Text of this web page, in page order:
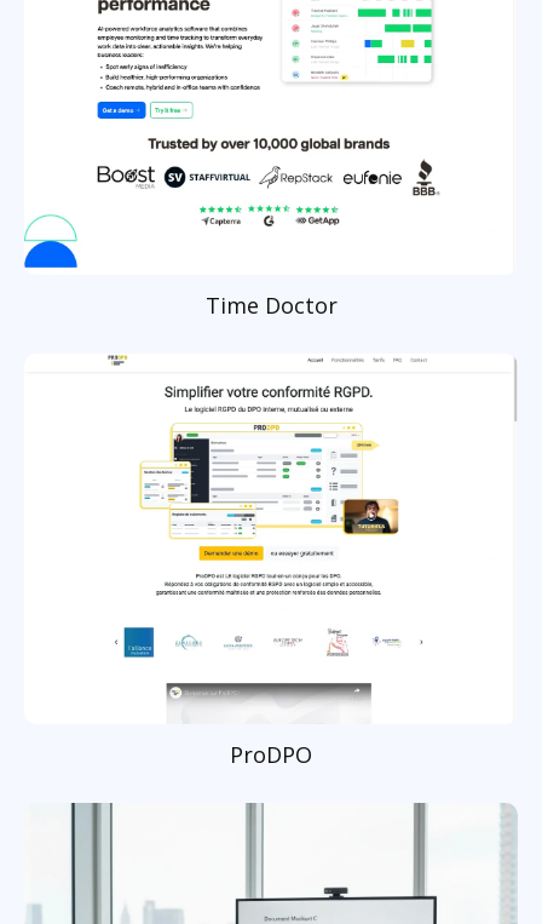
Time Doctor
ProDPO